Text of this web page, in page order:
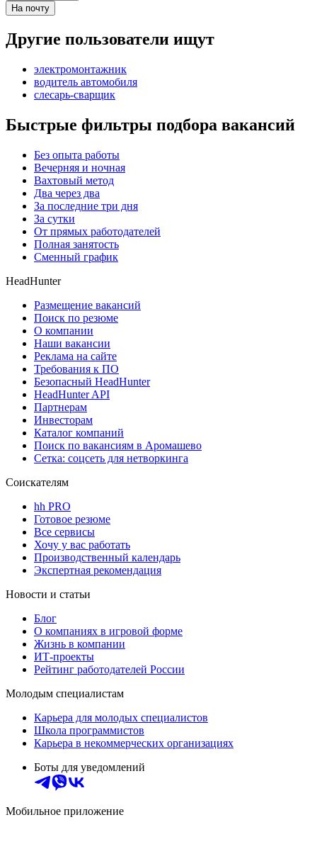
На почту
Другие пользователи ищут
электромонтажник
водитель автомобиля
слесарь-сварщик
Быстрые фильтры подбора вакансий
Без опыта работы
Вечерняя и ночная
Вахтовый метод
Два через два
За последние три дня
За сутки
От прямых работодателей
Полная занятость
Сменный график
HeadHunter
Размещение вакансий
Поиск по резюме
О компании
Наши вакансии
Реклама на сайте
Требования к ПО
Безопасный HeadHunter
HeadHunter API
Партнерам
Инвесторам
Каталог компаний
Поиск по вакансиям в Аромашево
Сетка: соцсеть для нетворкинга
Соискателям
hh PRO
Готовое резюме
Все сервисы
Хочу у вас работать
Производственный календарь
Экспертная рекомендация
Новости и статьи
Блог
О компаниях в игровой форме
Жизнь в компании
ИТ-проекты
Рейтинг работодателей России
Молодым специалистам
Карьера для молодых специалистов
Школа программистов
Карьера в некоммерческих организациях
Боты для уведомлений
Мобильное приложение